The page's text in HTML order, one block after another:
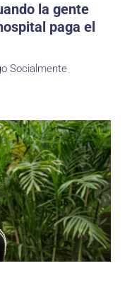
la gente
paga el
Socialmente